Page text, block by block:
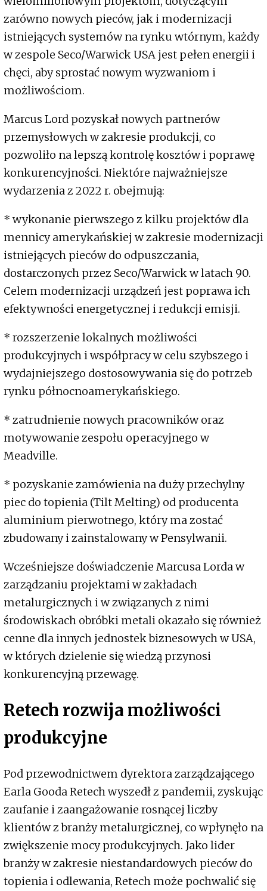
zarówno nowych pieców, jak i modernizacji
istniejących systemów na rynku wtórnym, każdy
w zespole Seco/Warwick USA jest pełen energii i
chęci, aby sprostać nowym wyzwaniom i
możliwościom.
Marcus Lord pozyskał nowych partnerów
przemysłowych w zakresie produkcji, co
pozwoliło na lepszą kontrolę kosztów i poprawę
konkurencyjności. Niektóre najważniejsze
wydarzenia z 2022 r. obejmują:
* wykonanie pierwszego z kilku projektów dla
mennicy amerykańskiej w zakresie modernizacji
istniejących pieców do odpuszczania,
dostarczonych przez Seco/Warwick w latach 90.
Celem modernizacji urządzeń jest poprawa ich
efektywności energetycznej i redukcji emisji.
* rozszerzenie lokalnych możliwości
produkcyjnych i współpracy w celu szybszego i
wydajniejszego dostosowywania się do potrzeb
rynku północnoamerykańskiego.
* zatrudnienie nowych pracowników oraz
motywowanie zespołu operacyjnego w
Meadville.
* pozyskanie zamówienia na duży przechylny
piec do topienia (Tilt Melting) od producenta
aluminium pierwotnego, który ma zostać
zbudowany i zainstalowany w Pensylwanii.
Wcześniejsze doświadczenie Marcusa Lorda w
zarządzaniu projektami w zakładach
metalurgicznych i w związanych z nimi
środowiskach obróbki metali okazało się również
cenne dla innych jednostek biznesowych w USA,
w których dzielenie się wiedzą przynosi
konkurencyjną przewagę.
Retech rozwija możliwości
produkcyjne
Pod przewodnictwem dyrektora zarządzającego
Earla Gooda Retech wyszedł z pandemii, zyskując
zaufanie i zaangażowanie rosnącej liczby
klientów z branży metalurgicznej, co wpłynęło na
zwiększenie mocy produkcyjnych. Jako lider
branży w zakresie niestandardowych pieców do
topienia i odlewania, Retech może pochwalić się